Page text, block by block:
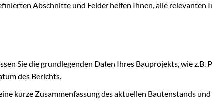
Abschnitte und Felder helfen Ihnen, alle relevanten
Sie die grundlegenden Daten Ihres Bauprojekts, wie z.B.
des Berichts.
kurze Zusammenfassung des aktuellen Bautenstands